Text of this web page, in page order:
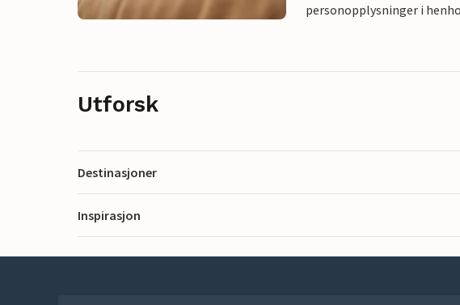
personopplysninger i
Utforsk
Destinasjoner
Inspirasjon